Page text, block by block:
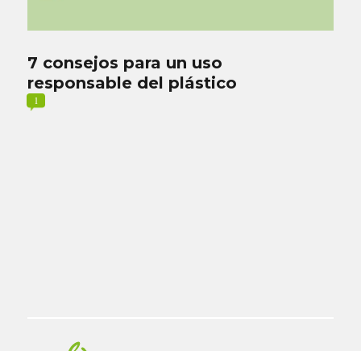
7 consejos para un uso
responsable del plástico
1